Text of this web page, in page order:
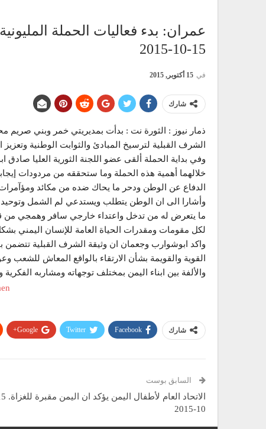
عمران: بدء فعاليات الحملة
15-10-2015
في 15 أكتوبر, 2015
شارك
ذمار نيوز : الثورة نت : بدأت بمديريتي خمر وبني صريم
الشرف القبلية لترسيخ المبادئ والثوابت الوطنية وتعزيز
وفي بداية الحملة ألقى عضو اللجنة الثورية العليا
خلالهما أهمية هذه الحملة وما ستحققه من مردودات
الدفاع عن الوطن ودحر ما يحاك ضده من مكائد
وأشارا الى ان الوطن يتطلب ويستدعي لم الشمل
ما يتعرض له من تدخل واعتداء خارجي سافر وهمجي من
لكل مقومات ومقدرات الحياة العامة للإنسان اليمني
واكد ابوشوارب وجعمان ان وثيقة الشرف القبلية
القوية والقويمة بشأن الارتقاء بالواقع المعاش للشعب
والألفة بين ابناء اليمن بمختلف توجهاته ومشاربه
شارك Facebook
Twitter
Google+
السابق بوست
10-2015